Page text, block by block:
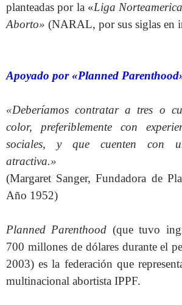
planteadas por la «Liga
Aborto» (NARAL, por sus siglas en
Apoyado por «Planned
«Deberíamos contratar a tres o
color, preferiblemente con
sociales, y que cuenten con
atractiva.»
(Margaret Sanger, Fundadora de
Año 1952)
Planned Parenthood (que tuvo
700 millones de dólares durante el
2003) es la federación que
multinacional abortista IPPF.